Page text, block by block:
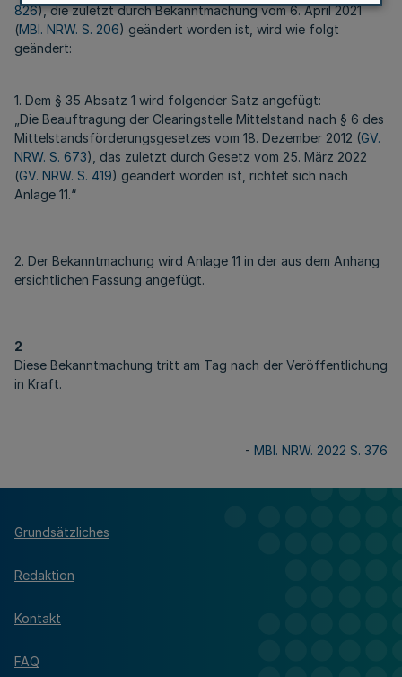
826), die zuletzt durch Bekanntmachung vom 6. April 2021
(MBl. NRW. S. 206) geändert worden ist, wird wie folgt
geändert:
1. Dem § 35 Absatz 1 wird folgender Satz angefügt:
„Die Beauftragung der Clearingstelle Mittelstand nach § 6 des
Mittelstandsförderungsgesetzes vom 18. Dezember 2012 (GV.
NRW. S. 673), das zuletzt durch Gesetz vom 25. März 2022
(GV. NRW. S. 419) geändert worden ist, richtet sich nach
Anlage 11.“
2. Der Bekanntmachung wird Anlage 11 in der aus dem Anhang
ersichtlichen Fassung angefügt.
2
Diese Bekanntmachung tritt am Tag nach der Veröffentlichung
in Kraft.
- MBl. NRW. 2022 S. 376
Grundsätzliches
Redaktion
Kontakt
FAQ